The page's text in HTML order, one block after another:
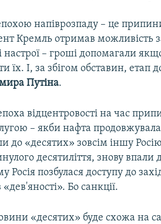
напіврозпаду – це
Кремль отримав можливість
настрої – гроші допомагали
їх. І, за збігом обставин, етап
Путіна.
відцентровості на час
– якби нафта
до «десятих» зовсім іншу
десятиліття, знову впали
Росія позбулася доступу до
Бо санкції.
«десятих» буде схожа на